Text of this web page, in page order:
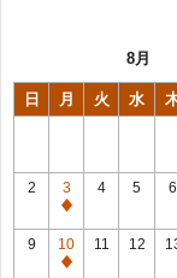
8月
日 月 火 水
2
3
休
館
日
4 5 6
9
10
休
11 12